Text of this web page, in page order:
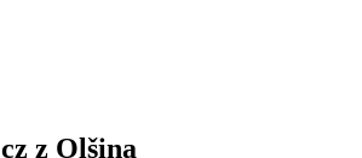
z Olšina